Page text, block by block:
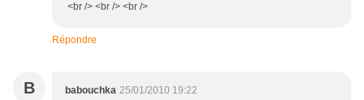
<br /> <br /> <br />
Répondre
B babouchka 25/01/2010 19:22